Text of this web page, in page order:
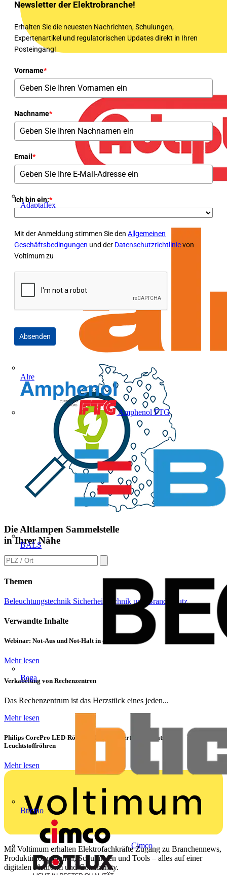
Adaptaflex
Alre
Amphenol FTG
BALS
Bega
Bticino
Cimco
Newsletter der Elektrobranche!
Erhalten Sie die neuesten Nachrichten, Schulungen,
Expertenartikel und regulatorischen Updates direkt in Ihren
Posteingang!
Vorname*
Nachname*
Email *
Ich bin ein:*
Mit der Anmeldung stimmen Sie den Allgemeinen
Geschäftsbedingungen und der Datenschutzrichtlinievon
Voltimum zu
Absenden
Die Altlampen Sammelstelle
in Ihrer Nähe
Themen
Beleuchtungstechnik Sicherheitstechnik und Brandschutz
Verwandte Inhalte
Webinar: Not-Aus und Not-Halt in der Praxis
Mehr lesen
Verkabelung von Rechenzentren
Das Rechenzentrum ist das Herzstück eines jeden...
Mehr lesen
Philips CorePro LED-Röhren: Der preiswerte 1:1 Ersatz für
Leuchtstoffröhren
Mehr lesen
Mit Voltimum erhalten Elektrofachkräfte Zugang zu Branchennews,
Produktinformationen, Schulungen und Tools – alles auf einer
digitalen Plattform und Community.